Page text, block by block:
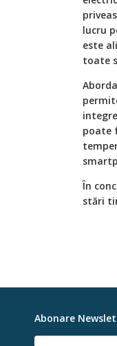
lucru
este
toate
poate
În
stări
Abonare